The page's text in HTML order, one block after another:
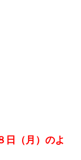
日（月）のよ